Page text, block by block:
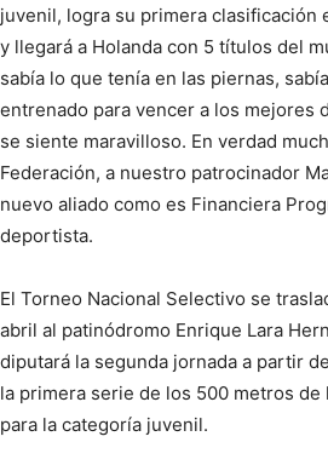
juvenil, logra su primera clasificación
y llegará a Holanda con 5 títulos del
sabía lo que tenía en las piernas,
entrenado para vencer a los mejores
se siente maravilloso. En verdad
Federación, a nuestro patrocinador
nuevo aliado como es Financiera
deportista.
El Torneo Nacional Selectivo se
abril al patinódromo Enrique Lara
diputará la segunda jornada a partir
la primera serie de los 500 metros de
para la categoría juvenil.